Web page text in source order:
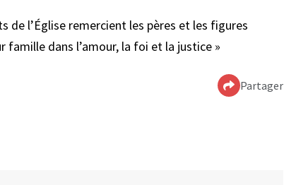
de l’Église remercient les pères et les figures
famille dans l’amour, la foi et la justice »
Partager